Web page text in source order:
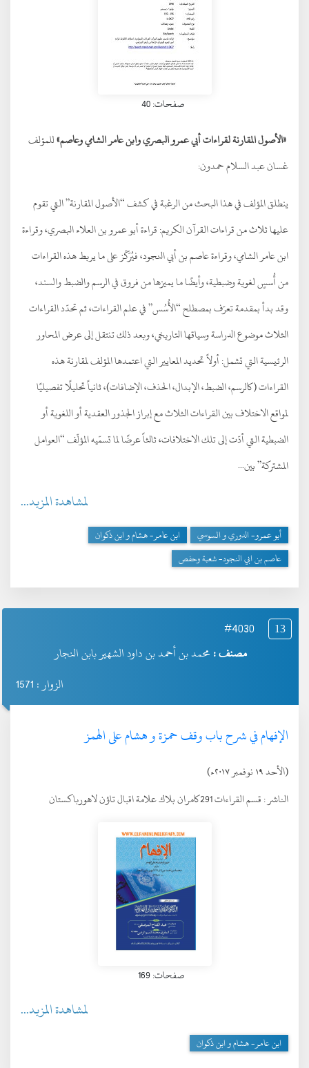
صفحات: 40
«الأصول المقارنة لقراءات أبي عمرو البصري وابن عامر الشامي وعاصم»للمؤلف
غسان عبد السلام حمدون:
ينطلق المؤلف في هذا البحث من الرغبة في كشف “الأصول المقارنة” التي تقوم
عليها ثلاث من قراءات القرآن الكريم: قراءة أبو عمرو بن العلاء البصري، وقراءة
ابن عامر الشامي، وقراءة عاصم بن أبي النجود، فيُرَكّز على ما يربط هذه القراءات
من أُسسٍ لغوية وضبطية، وأيضًا ما يميزها من فروق في الرسم والضبط والسند،
وقد بدأ بمقدمة تعرّف بمصطلح “الأُسُس” في علم القراءات، ثم تحدّد القراءات
الثلاث موضوع الدراسة وسياقها التاريخي، وبعد ذلك تنتقل إلى عرض المحاور
الرئيسية التي تشمل: أولاً تحديد المعايير التي اعتمدها المؤلف لمقارنة هذه
القراءات (كالرسم، الضبط، الإبدال، الحذف، الإضافات)، ثانياً تحليلًا تفصيليًا
لمواقع الاختلاف بين القراءات الثلاث مع إبراز الجذور العقدية أو اللغوية أو
الضبطية التي أدّت إلى تلك الاختلافات، ثالثاً عرضًا لما تسمّيه المؤلّف “العوامل
المشتركة” بين...
لمشاهدة المزيد...
أبو عمرو- الدوري و السوسي
ابن عامر- هشام و ابن ذكوان
عاصم بن ابي النجود- شعبة وحفص
13
#4030
مصنف : محمد بن أحمد بن داود الشهير بابن النجار
الزوار : 1571
الإفهام في شرح باب وقف حمزة و هشام على الهمز
(الأحد ١٩ نوفمبر ٢٠١٧ء)
الناشر :قسم القراءات 291كامران بلاك علامة اقبال تاؤن لاهورباكستان
صفحات: 169
لمشاهدة المزيد...
ابن عامر- هشام و ابن ذكوان